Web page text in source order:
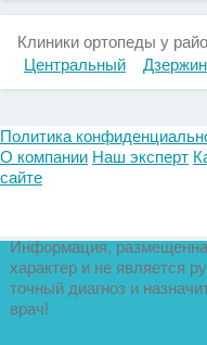
Клиники ортопеды у
Центральный
Политика
О компании Наш эксперт
сайте
Информация,
характер и не является
точный диагноз и
врач!